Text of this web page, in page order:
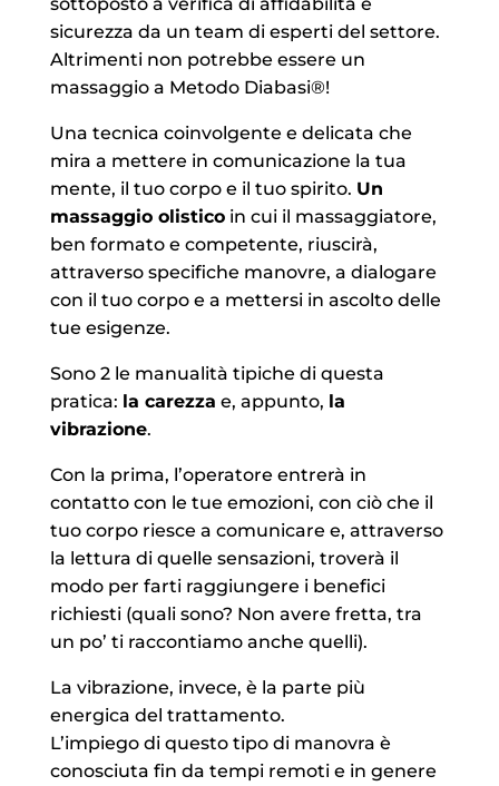
sicurezza da un team di esperti del settore.
Altrimenti non potrebbe essere un
massaggio a Metodo Diabasi®!
Una tecnica coinvolgente e delicata che
mira a mettere in comunicazione la tua
mente, il tuo corpo e il tuo spirito. Un
massaggio olisticoin cui il massaggiatore,
ben formato e competente, riuscirà,
attraverso specifiche manovre, a dialogare
con il tuo corpo e a mettersi in ascolto delle
tue esigenze.
Sono 2 le manualità tipiche di questa
pratica: la carezza e, appunto, la
vibrazione.
Con la prima, l’operatore entrerà in
contatto con le tue emozioni, con ciò che il
tuo corpo riesce a comunicare e, attraverso
la lettura di quelle sensazioni, troverà il
modo per farti raggiungere i benefici
richiesti (quali sono? Non avere fretta, tra
un po’ ti raccontiamo anche quelli).
La vibrazione, invece, è la parte più
energica del trattamento.
L’impiego di questo tipo di manovra è
conosciuta fin da tempi remoti e in genere